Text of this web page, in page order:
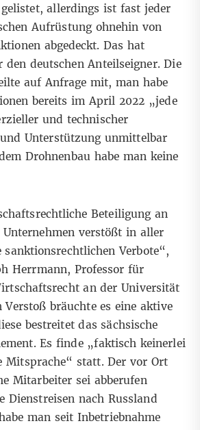
allerdings ist fast jeder
Aufrüstung ohnehin von
abgedeckt. Das hat
den deutschen Anteilseigner. Die
auf Anfrage mit, man habe
bereits im April 2022 „jede
und technischer
Unterstützung unmittelbar
Drohnenbau habe man keine
Beteiligung an
Unternehmen verstößt in aller
sanktionsrechtlichen Verbote“,
Herrmann, Professor für
an der Universität
Verstoß bräuchte es eine aktive
bestreitet das sächsische
Es finde „faktisch keinerlei
Mitsprache“ statt. Der vor Ort
Mitarbeiter sei abberufen
Dienstreisen nach Russland
man seit Inbetriebnahme